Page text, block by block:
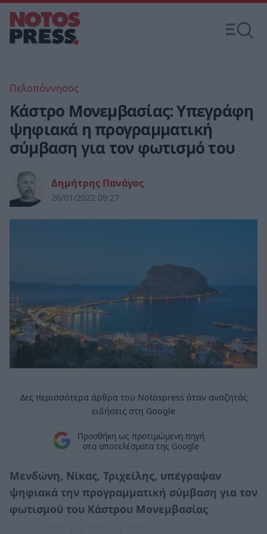
Πελοπόννησος
Κάστρο Μονεμβασίας: Υπεγράφη
ψηφιακά η προγραμματική
σύμβαση για τον φωτισμό του
Δημήτρης Πανάγος
26/01/2022 09:27
Δες περισσότερα άρθρα του Notospress όταν αναζητάς
ειδήσεις στη Google
Προσθήκη ως προτιμώμενη πηγή
στα αποτελέσματα της Google
Μενδώνη, Νίκας, Τριχείλης, υπέγραψαν
ψηφιακά την προγραμματική σύμβαση για τον
φωτισμού του Κάστρου Μονεμβασίας